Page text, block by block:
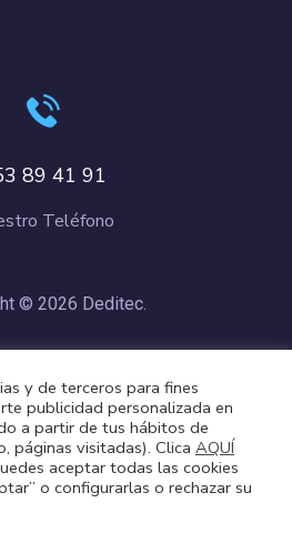
89 41 91
Teléfono
© 2026 Deditec.
Cookies
y de terceros para fines
publicidad personalizada en
a partir de tus hábitos de
páginas visitadas). Clica AQUÍ
aceptar todas las cookies
o configurarlas o rechazar su